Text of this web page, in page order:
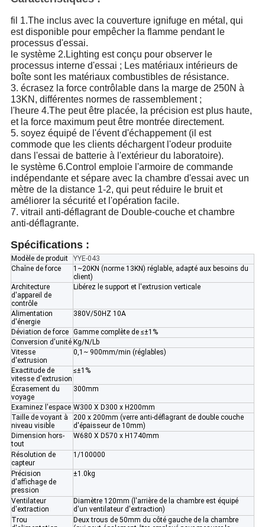
fil 1.The inclus avec la couverture ignifuge en métal, qui
est disponible pour empêcher la flamme pendant le
processus d'essai.
le système 2.Lighting est conçu pour observer le
processus interne d'essai ; Les matériaux intérieurs de
boîte sont les matériaux combustibles de résistance.
3. écrasez la force contrôlable dans la marge de 250N à
13KN, différentes normes de rassemblement ;
l'heure 4.The peut être placée, la précision est plus haute,
et la force maximum peut être montrée directement.
5. soyez équipé de l'évent d'échappement (il est
commode que les clients déchargent l'odeur produite
dans l'essai de batterie à l'extérieur du laboratoire).
le système 6.Control emploie l'armoire de commande
indépendante et sépare avec la chambre d'essai avec un
mètre de la distance 1-2, qui peut réduire le bruit et
améliorer la sécurité et l'opération facile.
7. vitrail anti-déflagrant de Double-couche et chambre
anti-déflagrante.
Spécifications :
Modèle de produit
YYE-043
Chaîne de force
1~20KN (norme 13KN) réglable, adapté aux besoins du
client)
Architecture
d'appareil de
contrôle
Libérez le support et l'extrusion verticale
Alimentation
d'énergie
380V/50HZ 10A
Déviation de force Gamme complète de ≤±1%
Conversion d'unité Kg/N/Lb
Vitesse
d'extrusion
0,1~ 900mm/min (réglables)
Exactitude de
vitesse d'extrusion
≤±1%
Écrasement du
voyage
300mm
Examinez l'espace W300 X D300 x H200mm
Taille de voyant à
niveau visible
200 x 200mm (verre anti-déflagrant de double couche
d'épaisseur de 10mm)
Dimension hors-
tout
W680 X D570 x H1740mm
Résolution de
capteur
1/100000
Précision
d'affichage de
pression
±1.0kg
Ventilateur
d'extraction
Diamètre 120mm (l'arrière de la chambre est équipé
d'un ventilateur d'extraction)
Trou
Deux trous de 50mm du côté gauche de la chambre